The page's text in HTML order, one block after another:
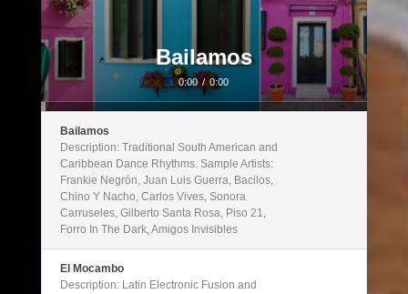
Bailamos
0:00 / 0:00
Bailamos
Description: Traditional South American and
Caribbean Dance Rhythms. Sample Artists:
Frankie Negrón, Juan Luis Guerra, Bacilos,
Chino Y Nacho, Carlos Vives, Sonora
Carruseles, Gilberto Santa Rosa, Piso 21,
Forro In The Dark, Amigos Invisibles
El Mocambo
Description: Latin Electronic Fusion and